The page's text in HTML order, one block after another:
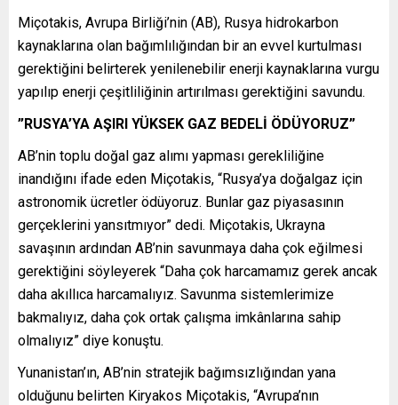
Miçotakis, Avrupa Birliği’nin (AB), Rusya hidrokarbon
kaynaklarına olan bağımlılığından bir an evvel kurtulması
gerektiğini belirterek yenilenebilir enerji kaynaklarına vurgu
yapılıp enerji çeşitliliğinin artırılması gerektiğini savundu.
”RUSYA’YA AŞIRI YÜKSEK GAZ BEDELİ ÖDÜYORUZ”
AB’nin toplu doğal gaz alımı yapması gerekliliğine
inandığını ifade eden Miçotakis, “Rusya’ya doğalgaz için
astronomik ücretler ödüyoruz. Bunlar gaz piyasasının
gerçeklerini yansıtmıyor” dedi. Miçotakis, Ukrayna
savaşının ardından AB’nin savunmaya daha çok eğilmesi
gerektiğini söyleyerek “Daha çok harcamamız gerek ancak
daha akıllıca harcamalıyız. Savunma sistemlerimize
bakmalıyız, daha çok ortak çalışma imkânlarına sahip
olmalıyız” diye konuştu.
Yunanistan’ın, AB’nin stratejik bağımsızlığından yana
olduğunu belirten Kiryakos Miçotakis, “Avrupa’nın